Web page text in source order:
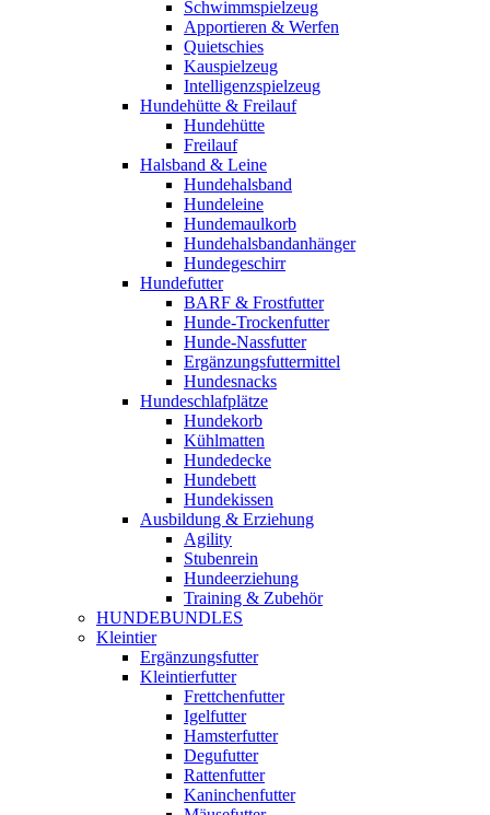
Schwimmspielzeug
Apportieren & Werfen
Quietschies
Kauspielzeug
Intelligenzspielzeug
Hundehütte & Freilauf
Hundehütte
Freilauf
Halsband & Leine
Hundehalsband
Hundeleine
Hundemaulkorb
Hundehalsbandanhänger
Hundegeschirr
Hundefutter
BARF & Frostfutter
Hunde-Trockenfutter
Hunde-Nassfutter
Ergänzungsfuttermittel
Hundesnacks
Hundeschlafplätze
Hundekorb
Kühlmatten
Hundedecke
Hundebett
Hundekissen
Ausbildung & Erziehung
Agility
Stubenrein
Hundeerziehung
Training & Zubehör
HUNDEBUNDLES
Kleintier
Ergänzungsfutter
Kleintierfutter
Frettchenfutter
Igelfutter
Hamsterfutter
Degufutter
Rattenfutter
Kaninchenfutter